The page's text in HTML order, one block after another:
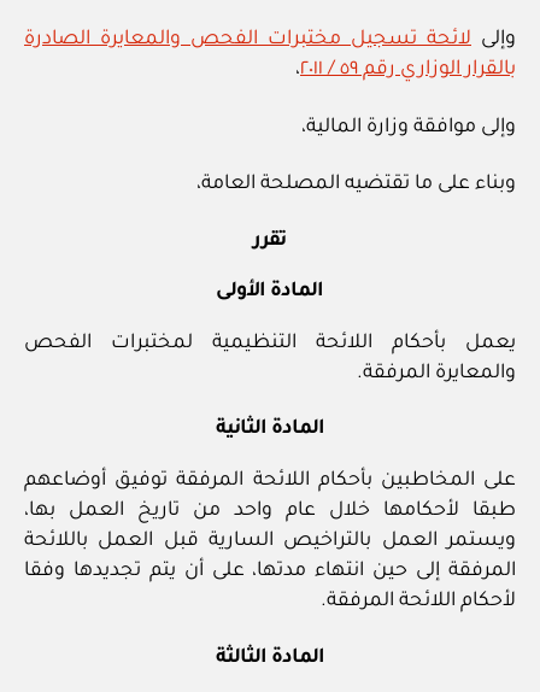
وإلى لائحة تسجيل مختبرات الفحص والمعايرة الصادرة
بالقرار الوزاري رقم ٥٩ / ٢٠١١
،
وإلى موافقة وزارة المالية،
وبناء على ما تقتضيه المصلحة العامة،
تقرر
المادة الأولى
يعمل بأحكام اللائحة التنظيمية لمختبرات الفحص
والمعايرة المرفقة.
المادة الثانية
على المخاطبين بأحكام اللائحة المرفقة توفيق أوضاعهم
طبقا لأحكامها خلال عام واحد من تاريخ العمل بها،
ويستمر العمل بالتراخيص السارية قبل العمل باللائحة
المرفقة إلى حين انتهاء مدتها، على أن يتم تجديدها وفقا
لأحكام اللائحة المرفقة.
المادة الثالثة